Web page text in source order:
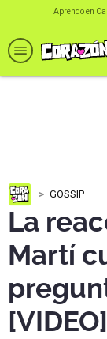
Aprendo en
GOSSIP
La
Martí
[VIDEO]